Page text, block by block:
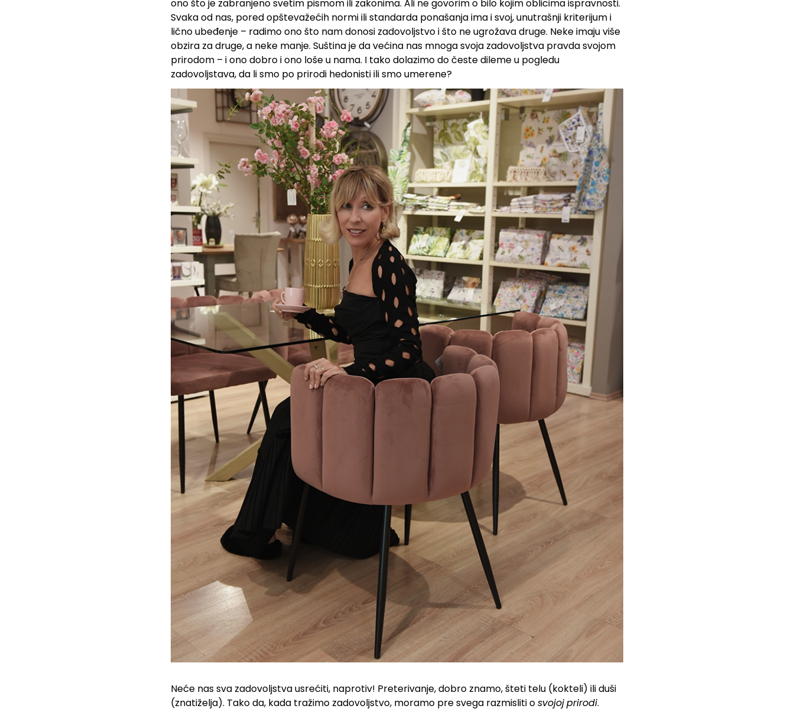
ono što je zabranjeno svetim pismom ili zakonima. Ali ne govorim o bilo kojim oblicima ispravnosti.
Svaka od nas, pored opštevažećih normi ili standarda ponašanja ima i svoj, unutrašnji kriterijum i
lično ubeđenje – radimo ono što nam donosi zadovoljstvo i što ne ugrožava druge. Neke imaju više
obzira za druge, a neke manje. Suština je da većina nas mnoga svoja zadovoljstva pravda svojom
prirodom – i ono dobro i ono loše u nama. I tako dolazimo do česte dileme u pogledu
zadovoljstava, da li smo po prirodi hedonisti ili smo umerene?
Neće nas sva zadovoljstva usrećiti, naprotiv! Preterivanje, dobro znamo, šteti telu (kokteli) ili duši
(znatiželja). Tako da, kada tražimo zadovoljstvo, moramo pre svega razmisliti osvojojprirodi.